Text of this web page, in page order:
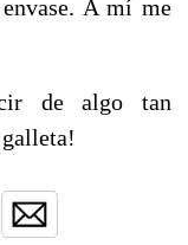
A mí me
de algo tan